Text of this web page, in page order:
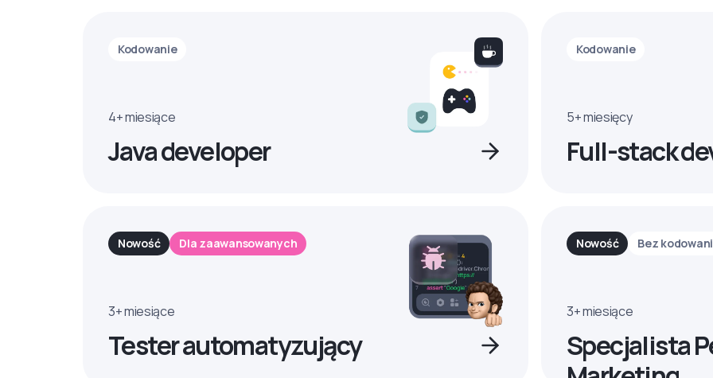
Kodowanie
4+ miesiące
Java developer
Kodowanie
5+ miesięcy
Full-stack
Nowość Dla zaawansowanych
3+ miesiące
Tester automatyzujący
Nowość Bez
3+ miesiące
Specjalista